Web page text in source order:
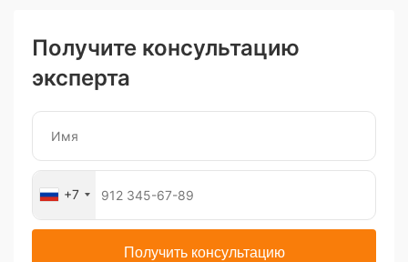
Получите консультацию
эксперта
+7
Получить консультацию